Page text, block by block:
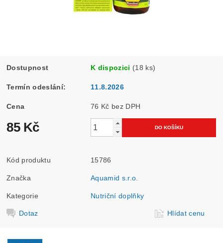
Dostupnost K dispozici (18 ks)
Termín odeslání: 11.8.2026
Cena 76 Kč bez DPH
85 Kč
Kód produktu 15786
Značka Aquamid s.r.o.
Kategorie Nutriční doplňky
Dotaz Hlídat cenu